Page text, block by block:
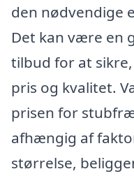
den nødvendige
Det kan være en
tilbud for at
pris og kvalitet.
prisen for
afhængig af
størrelse,